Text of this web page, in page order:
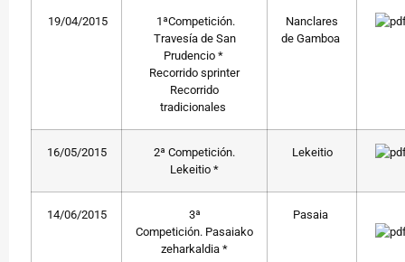
19/04/2015
1ªCompetición.
Travesía de San
Prudencio *
Recorrido sprinter
Recorrido
tradicionales
Nanclares
de Gamboa
16/05/2015
2ª Competición.
Lekeitio *
Lekeitio
14/06/2015
3ª
Competición. Pasaiako
zeharkaldia *
Pasaia